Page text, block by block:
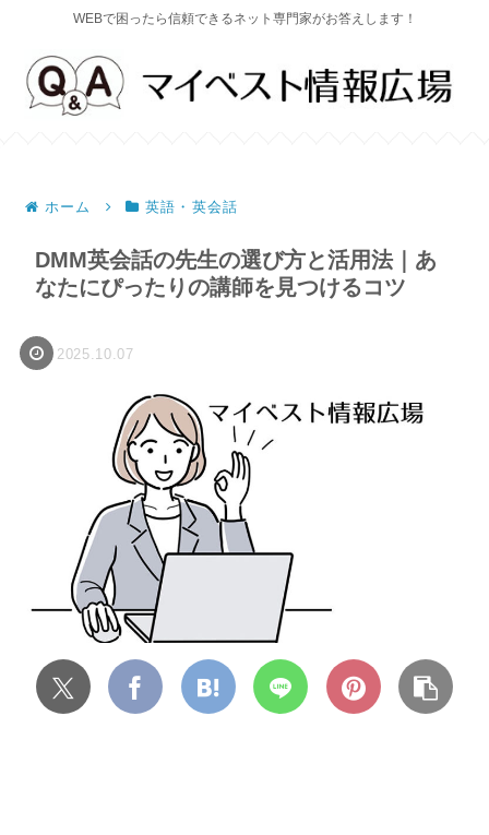
WEBで困ったら信頼できるネット専門家がお答えします！
ホーム 英語・英会話
DMM英会話の先生の選び方と活用法｜あ
なたにぴったりの講師を見つけるコツ
2025.10.07